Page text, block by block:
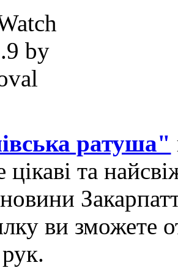
ратуша"
цікаві та
ви зможете